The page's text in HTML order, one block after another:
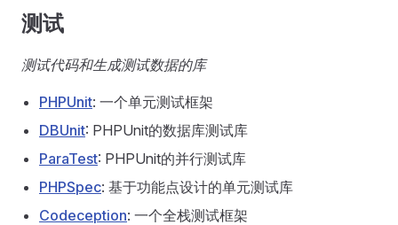
测试
测试代码和生成测试数据的库
PHPUnit: 一个单元测试框架
DBUnit: PHPUnit的数据库测试库
ParaTest: PHPUnit的并行测试库
PHPSpec: 基于功能点设计的单元测试库
Codeception: 一个全栈测试框架